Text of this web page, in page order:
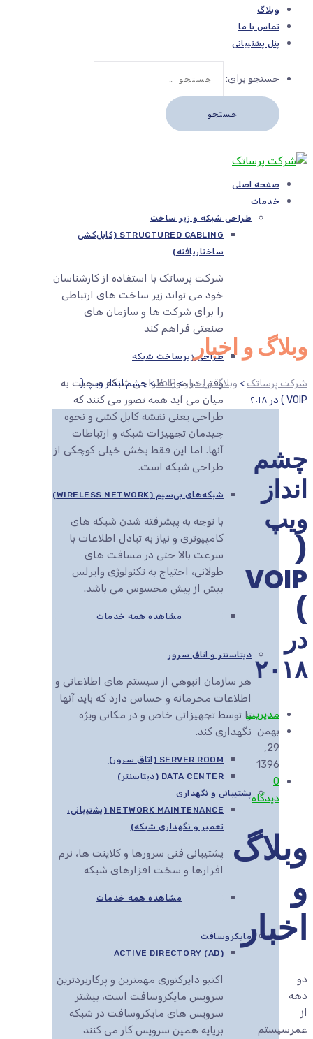
وبلاگ
تماس با ما
پنل پشتیبانی
جستجو برای:
صفحه اصلی
خدمات
طراحی شبکه و زیر ساخت
STRUCTURED CABLING (کابل‌کشی
ساختاریافته)
شرکت پرساتک با استفاده از کارشناسان
خود می تواند زیر ساخت های ارتباطی
را برای شرکت ها و سازمان های
صنعتی فراهم کند
طراحی زیرساخت شبکه
وقتی در مورد طراحی شبکه صحبت به
میان می آید همه تصور می کنند که
طراحی یعنی نقشه کابل کشی و نحوه
چیدمان تجهیزات شبکه و ارتباطات
آنها. اما این فقط بخش خیلی کوچکی از
طراحی شبکه است.
شبکه‌های بی‌سیم (WIRELESS NETWORK)
با توجه به پیشرفته شدن شبکه های
کامپیوتری و نیاز به تبادل اطلاعات با
سرعت بالا حتی در مسافت های
طولانی، احتیاج به تکنولوژی وایرلس
بیش از پیش محسوس می باشد.
مشاهده همه خدمات
دیتاسنتر و اتاق سرور
هر سازمان انبوهی از سیستم های اطلاعاتی و
اطلاعات محرمانه و حساس دارد که باید آنها
را توسط تجهیزاتی خاص و در مکانی ویژه
نگهداری کند.
SERVER ROOM (اتاق سرور)
DATA CENTER (دیتاسنتر)
پشتیبانی و نگهداری
NETWORK MAINTENANCE (پشتیبانی،
تعمیر و نگهداری شبکه)
پشتیبانی فنی سرورها و کلاینت ها، نرم
افزارها و سخت افزارهای شبکه
مشاهده همه خدمات
مایکروسافت
ACTIVE DIRECTORY (AD)
اکتیو دایرکتوری مهمترین و پرکاربردترین
سرویس مایکروسافت است، بیشتر
سرویس های مایکروسافت در شبکه
برپایه همین سرویس کار می کنند
وبلاگ و اخبار
شرکت پرساتک > وبلاگ و اخبار>
VoIP
> چشم انداز ویپ (
VOIP ) در ۲۰۱۸
چشم
انداز
ویپ
(
VOIP
)
در
۲۰۱۸
مدیریت
بهمن
29,
1396
0
دیدگاه
وبلاگ
و
اخبار
دو
دهه
از
عمرسیستم